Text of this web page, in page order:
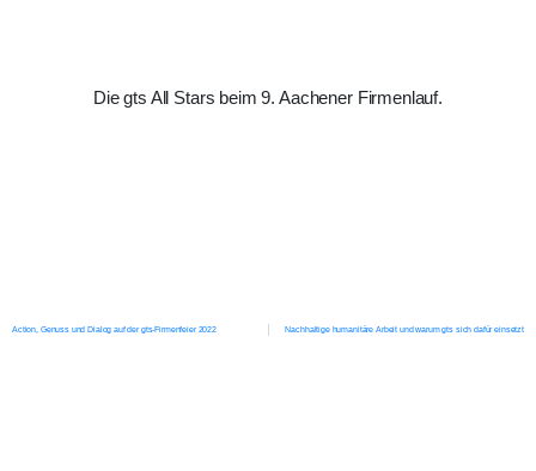
Die gts All Stars beim 9. Aachener Firmenlauf.
Action, Genuss und Dialog auf der gts-Firmenfeier 2022 Nachhaltige humanitäre Arbeit und warum gts sich dafür einsetzt